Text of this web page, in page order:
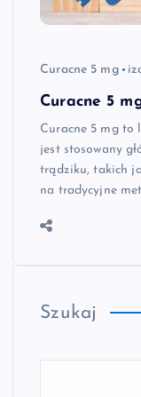
Curacne 5 mg
Curacne 5
Curacne 5 mg to
jest stosowany
trądziku, takich
na tradycyjne
Szukaj